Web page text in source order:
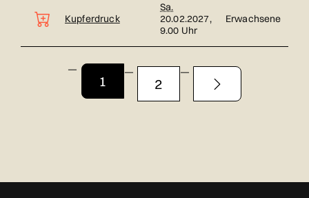
Kupferdruck
Sa.
20.02.2027,
9.00 Uhr
Erwachsene
Seite 1 von 2
1 2